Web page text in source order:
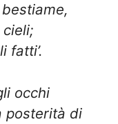
fatti’.
occhi
posterità di